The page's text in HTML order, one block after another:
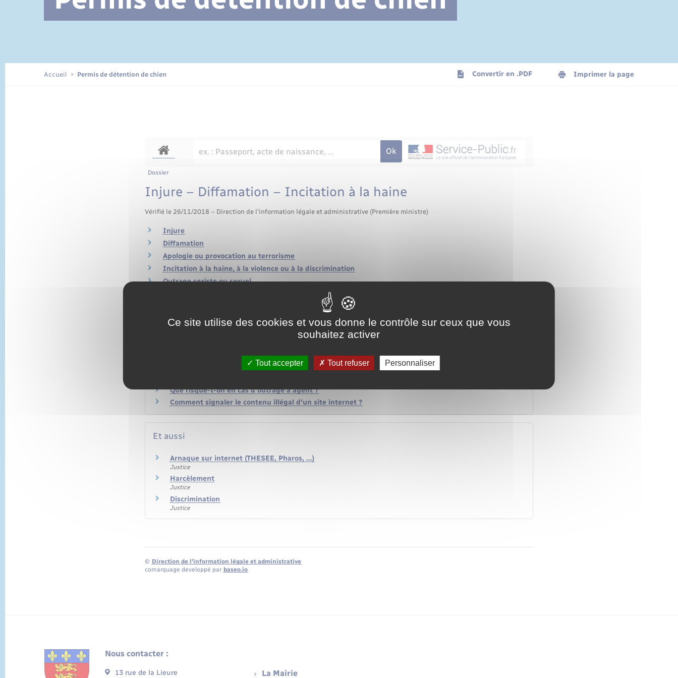
Documents d’identité Cimetière communal
Accueil Permis de détention de chien Convertir en .PDF Imprimer la page
Dossier
Injure – Diffamation – Incitation à la haine
Vérifié le 26/11/2018 – Direction de l'information légale et administrative (Première ministre)
Injure
Diffamation
Apologie ou provocation au terrorisme
Incitation à la haine, à la violence ou à la discrimination
Outrage sexiste ou sexuel
Questions ? Réponses !
Que risque-t-on en cas d'outrage à agent ?
Comment signaler le contenu illégal d'un site internet ?
Et aussi
Arnaque sur internet (THESEE, Pharos, …)
Justice
Harcèlement
Justice
Discrimination
Justice
© Direction de l’information légale et administrative
comarquage developpé par baseo.io
Nous contacter :
13 rue de la Lieure
La Mairie
Ce site utilise des cookies et vous donne le contrôle sur ceux que vous
souhaitez activer
Tout accepter Tout refuser Personnaliser